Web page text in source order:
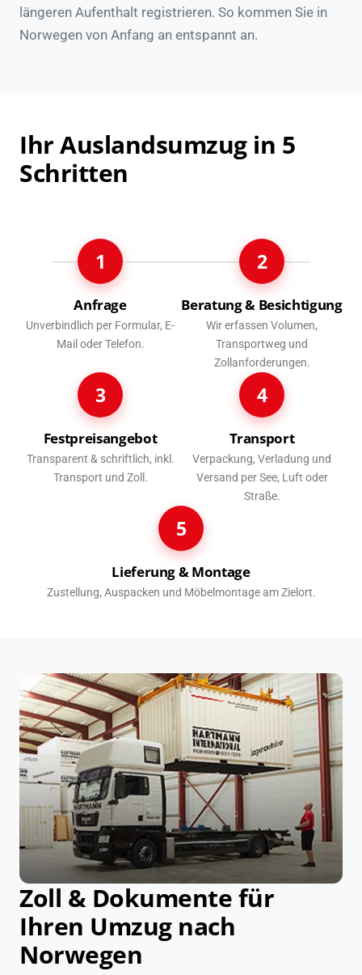
längeren Aufenthalt registrieren. So kommen Sie in
Norwegen von Anfang an entspannt an.
Ihr Auslandsumzug in 5
Schritten
1
Anfrage
Unverbindlich per Formular, E-
Mail oder Telefon.
2
Beratung & Besichtigung
Wir erfassen Volumen,
Transportweg und
Zollanforderungen.
3
Festpreisangebot
Transparent & schriftlich, inkl.
Transport und Zoll.
4
Transport
Verpackung, Verladung und
Versand per See, Luft oder
Straße.
5
Lieferung & Montage
Zustellung, Auspacken und Möbelmontage am Zielort.
Zoll & Dokumente für
Ihren Umzug nach
Norwegen